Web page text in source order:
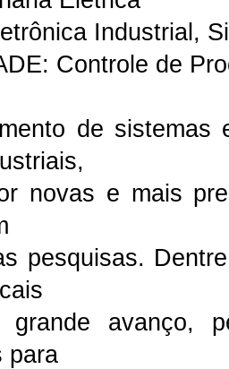
Industrial,
Controle de
de sistemas
novas e mais
pesquisas.
grande avanço,
para